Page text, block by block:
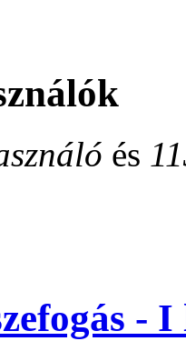
és
- I